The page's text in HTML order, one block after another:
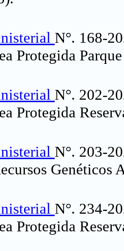
N°. 168-
Protegida
N°. 202-
Protegida
N°. 203-
Genéticos
N°. 234-
Protegida